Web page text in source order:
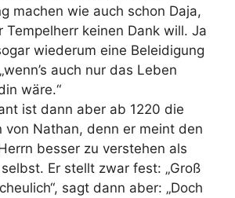
machen wie auch schon Daja,
Tempelherr keinen Dank will. Ja
wiederum eine Beleidigung
auch nur das Leben
wäre.“
ist dann aber ab 1220 die
von Nathan, denn er meint den
besser zu verstehen als
Er stellt zwar fest: „Groß
sagt dann aber: „Doch